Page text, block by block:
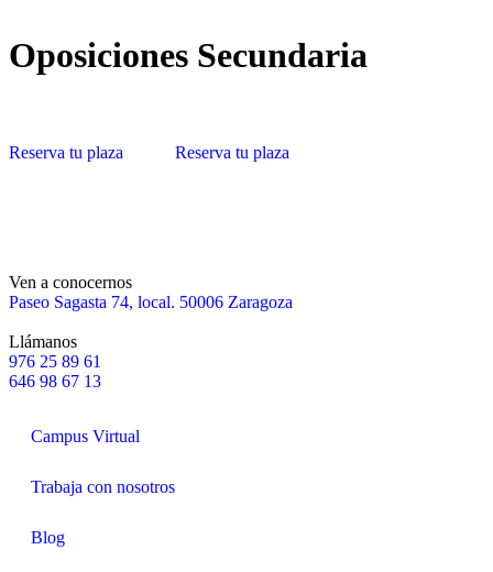
Oposiciones Secundaria
Reserva tu plaza Reserva tu plaza
Ven a conocernos
Paseo Sagasta 74, local. 50006 Zaragoza
Llámanos
976 25 89 61
646 98 67 13
Campus Virtual
Trabaja con nosotros
Blog